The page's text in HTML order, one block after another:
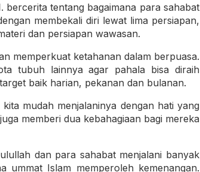
bercerita tentang bagaimana para sahabat
membekali diri lewat lima persiapan,
dan persiapan wawasan.
memperkuat ketahanan dalam berpuasa.
tubuh lainnya agar pahala bisa diraih
baik harian, pekanan dan bulanan.
mudah menjalaninya dengan hati yang
memberi dua kebahagiaan bagi mereka
dan para sahabat menjalani banyak
Islam memperoleh kemenangan.